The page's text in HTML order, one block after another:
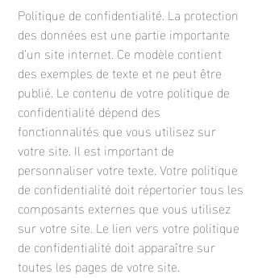
Politique de confidentialité. La protection
des données est une partie importante
d’un site internet. Ce modèle contient
des exemples de texte et ne peut être
publié. Le contenu de votre politique de
confidentialité dépend des
fonctionnalités que vous utilisez sur
votre site. Il est important de
personnaliser votre texte. Votre politique
de confidentialité doit répertorier tous les
composants externes que vous utilisez
sur votre site. Le lien vers votre politique
de confidentialité doit apparaître sur
toutes les pages de votre site.